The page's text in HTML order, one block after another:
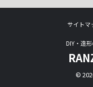
サイトマ
DIY・造
©